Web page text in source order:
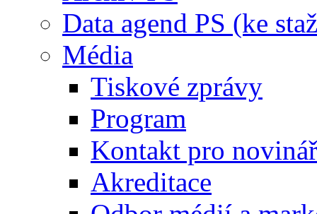
Data agend PS (ke
Média
Tiskové zprávy
Program
Kontakt pro
Akreditace